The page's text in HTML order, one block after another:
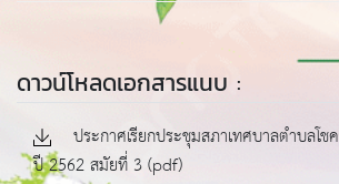
ดาวน์โหลดเอกสารแนบ :
ประกาศเรียกประชุมสภาเทศบาลตำบลโ
ปี 2562 สมัยที่ 3 (pdf)